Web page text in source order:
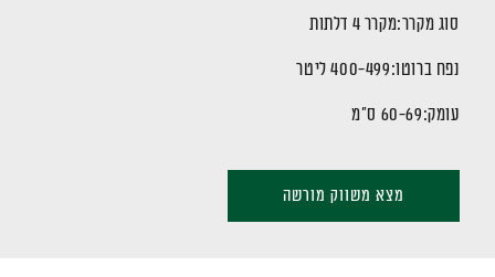
סוג מקרר:מקרר 4 דלתות
נפח ברוטו:400-499 ליטר
עומק:60-69 ס"מ
מצא משווק מורשה